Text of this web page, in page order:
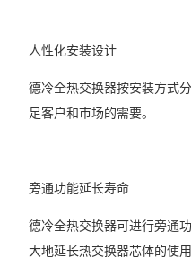
人性化安装设计
德冷全热交换器按安装方式
足客户和市场的需要。
旁通功能延长寿命
德冷全热交换器可进行旁通
大地延长热交换器芯体的使用